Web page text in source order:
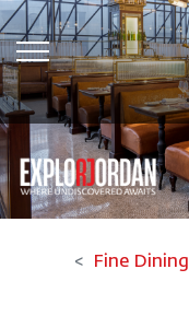
Fine Dining